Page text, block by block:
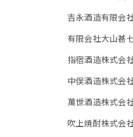
吉永酒造有限会
有限会社大山甚
指宿酒造株式会
中俣酒造株式会
萬世酒造株式会
吹上焼酎株式会